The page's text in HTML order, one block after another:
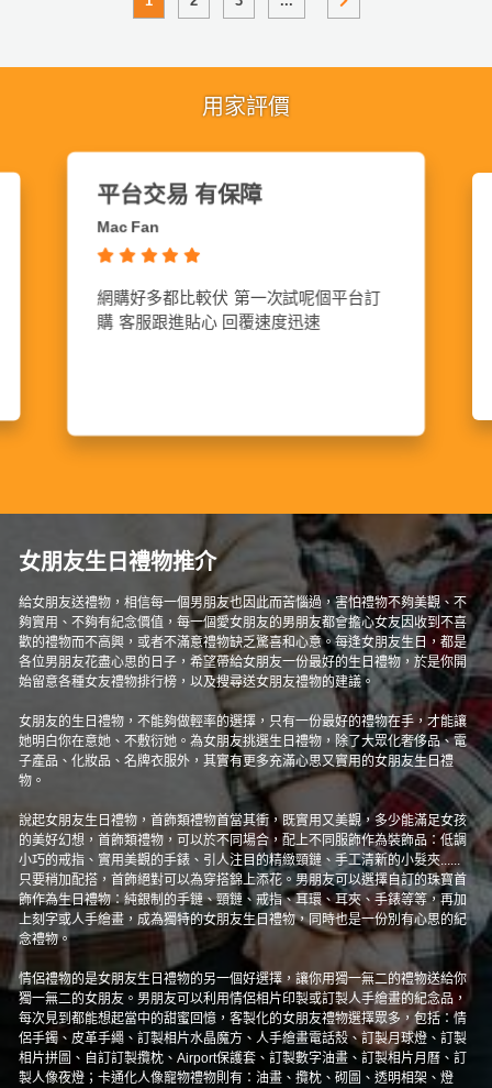
用家評價
價錢合理
Ada Ho
禮物款式特別，價錢合理，值得推介
女朋友生日禮物推介
給女朋友送禮物，相信每一個男朋友也因此而苦惱過，害怕禮物不夠美觀、不
夠實用、不夠有紀念價值，每一個愛女朋友的男朋友都會擔心女友因收到不喜
歡的禮物而不高興，或者不滿意禮物缺乏驚喜和心意。每逢女朋友生日，都是
各位男朋友花盡心思的日子，希望帶給女朋友一份最好的生日禮物，於是你開
始留意各種女友禮物排行榜，以及搜尋送女朋友禮物的建議。
女朋友的生日禮物，不能夠做輕率的選擇，只有一份最好的禮物在手，才能讓
她明白你在意她、不敷衍她。為女朋友挑選生日禮物，除了大眾化奢侈品、電
子產品、化妝品、名牌衣服外，其實有更多充滿心思又實用的女朋友生日禮
物。
說起女朋友生日禮物，首飾類禮物首當其衝，既實用又美觀，多少能滿足女孩
的美好幻想，首飾類禮物，可以於不同場合，配上不同服飾作為裝飾品：低調
小巧的戒指、實用美觀的手錶、引人注目的精緻頸鏈、手工清新的小髮夾......
只要稍加配搭，首飾絕對可以為穿搭錦上添花。男朋友可以選擇自訂的珠寶首
飾作為生日禮物：純銀制的手鏈、頸鏈、戒指、耳環、耳夾、手錶等等，再加
上刻字或人手繪畫，成為獨特的女朋友生日禮物，同時也是一份別有心思的紀
念禮物。
情侶禮物的是女朋友生日禮物的另一個好選擇，讓你用獨一無二的禮物送給你
獨一無二的女朋友。男朋友可以利用情侶相片印製或訂製人手繪畫的紀念品，
每次見到都能想起當中的甜蜜回憶，客製化的女朋友禮物選擇眾多，包括：情
侶手鐲、皮革手繩、訂製相片水晶魔方、人手繪畫電話殼、訂製月球燈、訂製
相片拼圖、自訂訂製攬枕、Airport保護套、訂製數字油畫、訂製相片月曆、訂
製人像夜燈；卡通化人像寵物禮物則有：油畫、攬枕、砌圖、透明相架、燈